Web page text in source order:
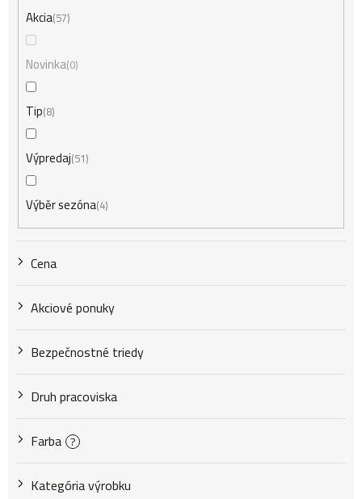
o
d
u
k
Akcia 57
Novinka 0
Tip 8
Výpredaj 51
Výběr sezóna 4
Cena
Akciové ponuky
Bezpečnostné triedy
Druh pracoviska
Farba ?
Kategória výrobku